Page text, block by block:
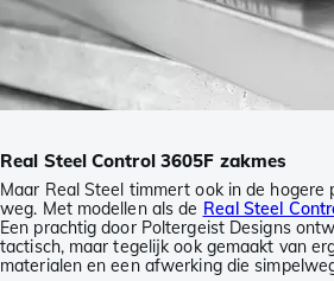
Real Steel Control 3605F zakmes
Maar Real Steel timmert ook in de hogere
weg. Met modellen als de Real Steel
Een prachtig door Poltergeist Designs
tactisch, maar tegelijk ook gemaakt van
materialen en een afwerking die